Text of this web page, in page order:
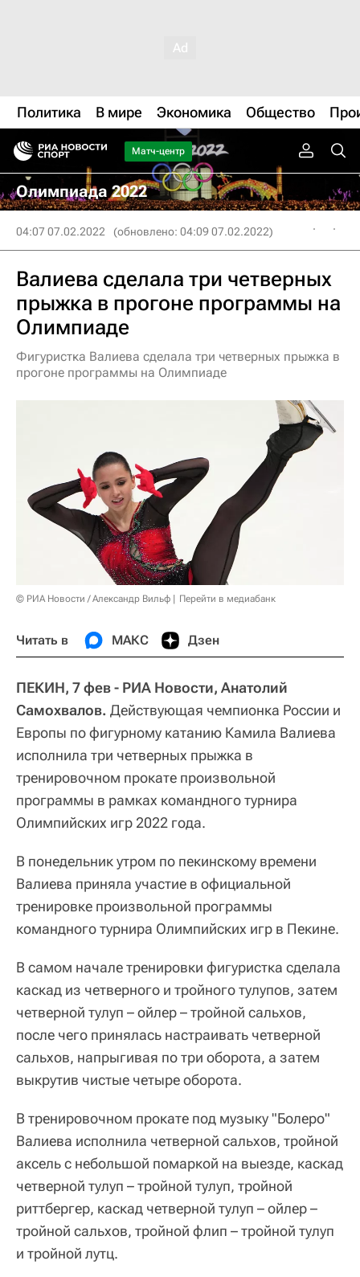
Политика В мире Экономика Общество
Матч-центр
Олимпиада 2022
04:07 07.02.2022 (обновлено: 04:09 07.02.2022)
Валиева сделала три четверных
прыжка в прогоне программы на
Олимпиаде
Фигуристка Валиева сделала три четверных прыжка в
прогоне программы на Олимпиаде
© РИА Новости / Александр Вильф Перейти в медиабанк
Читать в МАКС Дзен
ПЕКИН, 7 фев - РИА Новости, Анатолий
Самохвалов. Действующая чемпионка России и
Европы по фигурному катанию Камила Валиева
исполнила три четверных прыжка в
тренировочном прокате произвольной
программы в рамках командного турнира
Олимпийских игр 2022 года.
В понедельник утром по пекинскому времени
Валиева приняла участие в официальной
тренировке произвольной программы
командного турнира Олимпийских игр в Пекине.
В самом начале тренировки фигуристка сделала
каскад из четверного и тройного тулупов, затем
четверной тулуп – ойлер – тройной сальхов,
после чего принялась настраивать четверной
сальхов, напрыгивая по три оборота, а затем
выкрутив чистые четыре оборота.
В тренировочном прокате под музыку "Болеро"
Валиева исполнила четверной сальхов, тройной
аксель с небольшой помаркой на выезде, каскад
четверной тулуп – тройной тулуп, тройной
риттбергер, каскад четверной тулуп – ойлер –
тройной сальхов, тройной флип – тройной тулуп
и тройной лутц.